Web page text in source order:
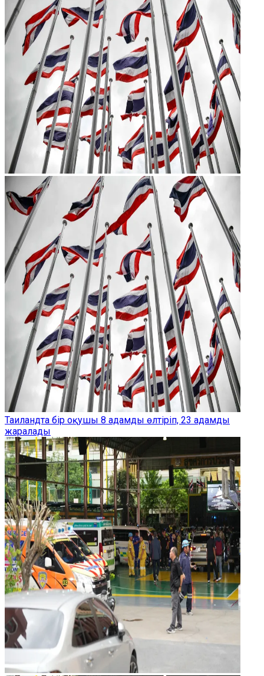
Таиландта бір оқушы 8 адамды өлтіріп, 23 адамды
жаралады